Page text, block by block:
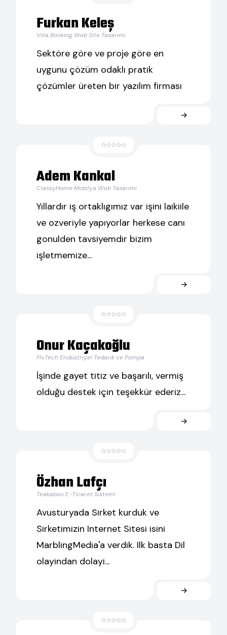
Furkan Keleş
Villa Booking Web Site Tasarımı
Sektöre göre ve proje göre en
uygunu çözüm odaklı pratik
çözümler üreten bir yazılım firması
Adem Kankal
ClassyHome Mobilya Web Tasarımı
Yıllardır iş ortaklıgımız var işini laikiile
ve ozveriyle yapıyorlar herkese canı
gonulden tavsiyemdir bizim
işletmemize...
Onur Kaçakoğlu
FlvTech Endüstriyel Tedarik ve Pompa
İşinde gayet titiz ve başarılı, vermiş
olduğu destek için teşekkür ederiz...
Özhan Lafçı
Teakaboo E-Ticaret Sistemi
Avusturyada Sirket kurduk ve
Sirketimizin Internet Sitesi isini
MarblingMedia'a verdik. Ilk basta Dil
olayindan dolayi...